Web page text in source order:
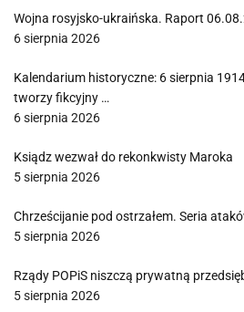
Wojna rosyjsko-ukraińska. Raport
6 sierpnia 2026
Kalendarium historyczne: 6 sierpnia
tworzy fikcyjny …
6 sierpnia 2026
Ksiądz wezwał do rekonkwisty Maroka
5 sierpnia 2026
Chrześcijanie pod ostrzałem. Seria
5 sierpnia 2026
Rządy POPiS niszczą prywatną
5 sierpnia 2026